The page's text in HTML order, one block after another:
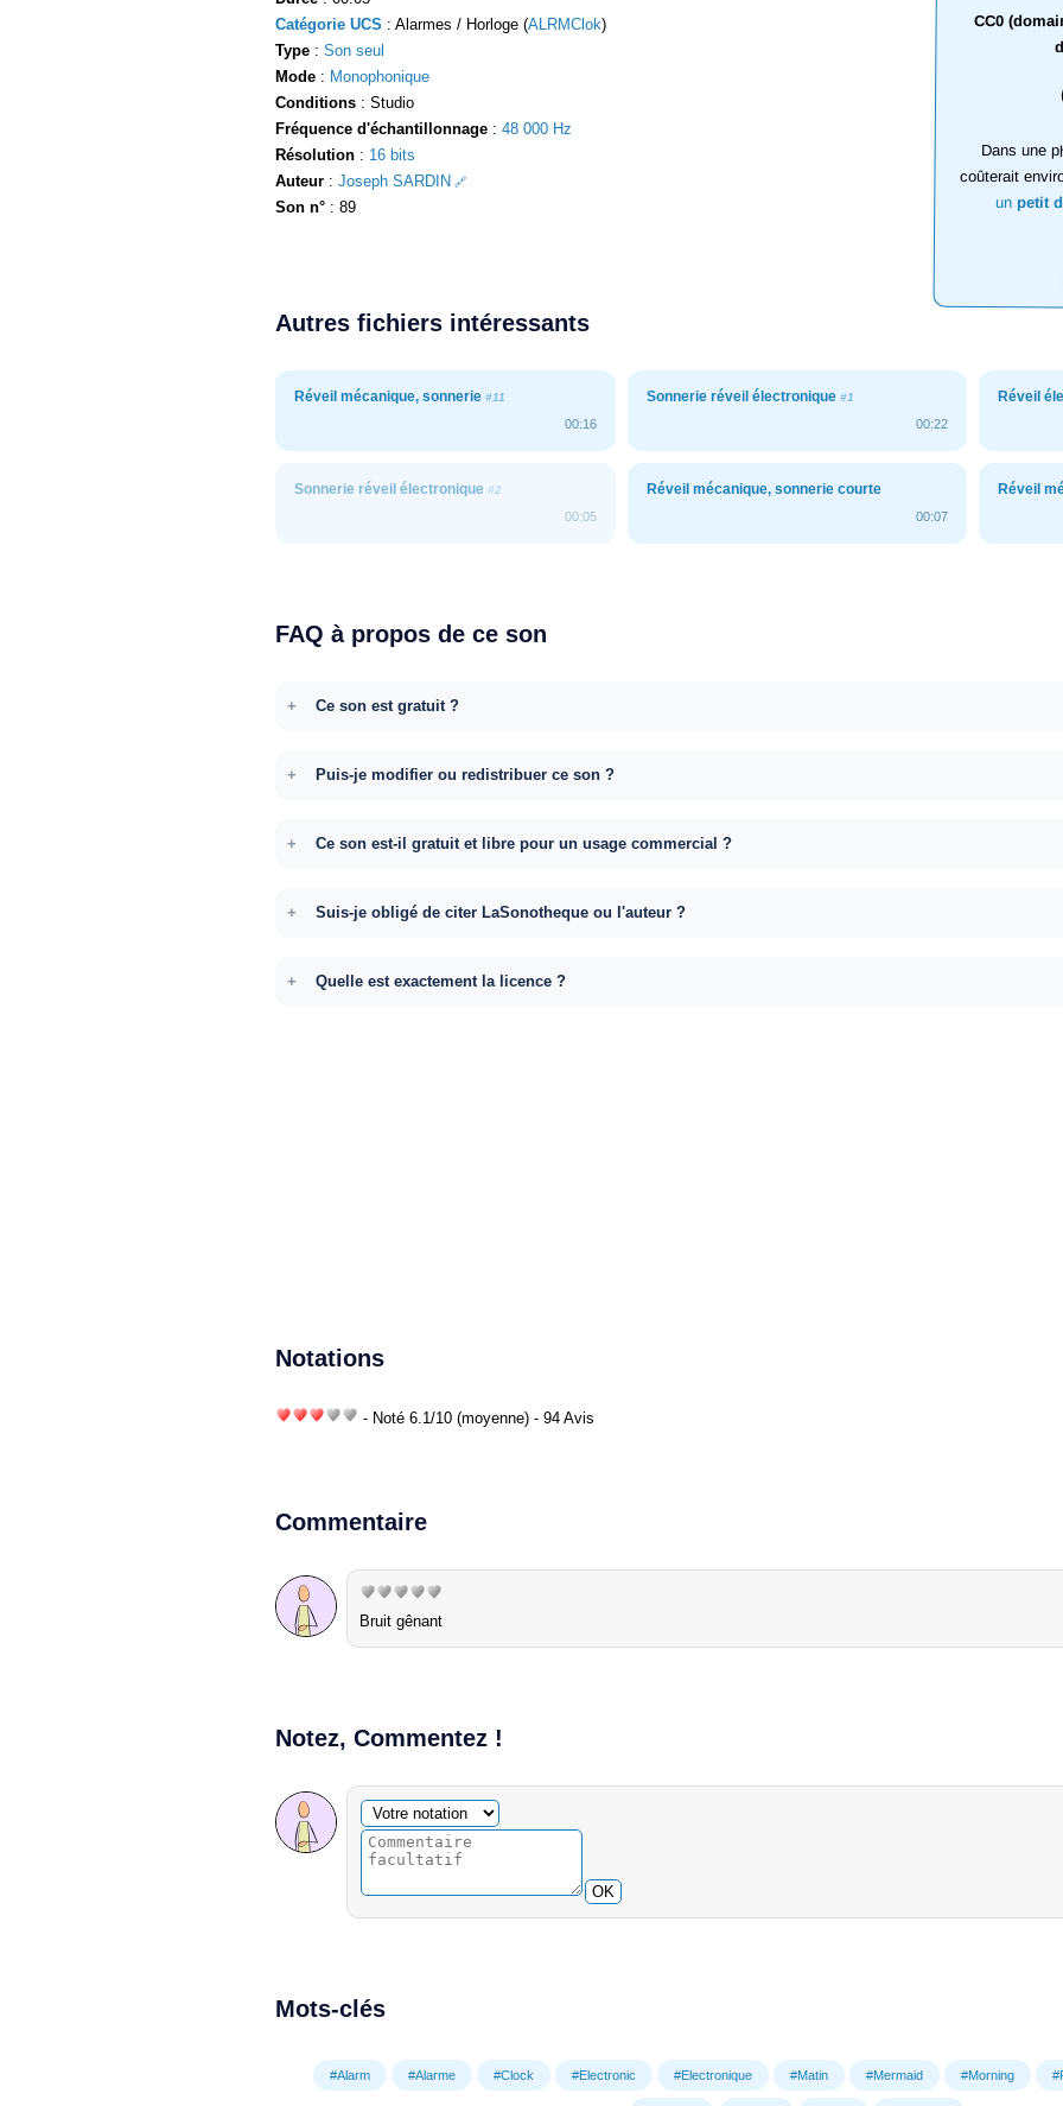
CC0
Dans une
coûterait
un petit
Catégorie UCS : Alarmes / Horloge (ALRMClok)
Type : Son seul
Mode : Monophonique
Conditions : Studio
Fréquence d'échantillonnage : 48 000 Hz
Résolution : 16 bits
Auteur : Joseph SARDIN
Son n° : 89
Autres fichiers intéressants
Réveil mécanique, sonnerie #11
00:16
Sonnerie réveil électronique #1
00:22
Réveil
Sonnerie réveil électronique #2
00:05
Réveil mécanique, sonnerie courte
00:07
Réveil
FAQ à propos de ce son
Ce son est gratuit ?
Puis-je modifier ou redistribuer ce son ?
Ce son est-il gratuit et libre pour un usage commercial ?
Suis-je obligé de citer LaSonotheque ou l'auteur ?
Quelle est exactement la licence ?
Notations
- Noté 6.1/10 (moyenne) - 94 Avis
Commentaire
Bruit gênant
Notez, Commentez !
Commentaire facultatif
Votre notation
OK
Mots-clés
#Alarm #Alarme #Clock #Electronic #Electronique #Matin #Mermaid #Morning